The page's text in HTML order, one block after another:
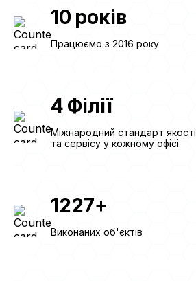
10 років
Працюємо з 2016 року
4 Філії
Міжнародний стандарт якості
та сервісу у кожному офісі
1227+
Виконаних об'єктів